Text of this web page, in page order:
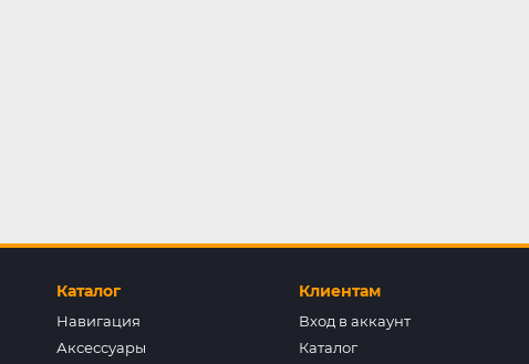
Каталог
Навигация
Аксессуары
Клиентам
Вход в аккаунт
Каталог